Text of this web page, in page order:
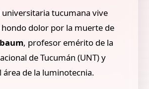
tucumana vive
dolor por la muerte de
, profesor emérito de la
de Tucumán (UNT) y
área de la luminotecnia.